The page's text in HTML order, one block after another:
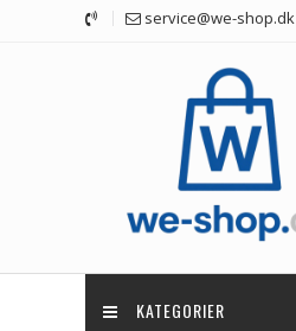
service@we-shop.dk
KATEGORIER